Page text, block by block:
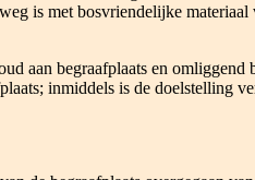
is met bosvriendelijke
aan begraafplaats en
inmiddels is de doelstelling